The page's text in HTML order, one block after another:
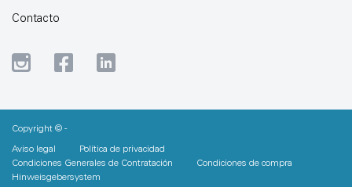
Contacto
Copyright © -
Aviso legal
Política de privacidad
Condiciones Generales de Contratación
Condiciones de compra
Hinweisgebersystem